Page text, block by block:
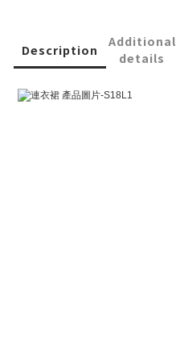
Description
Additional
details